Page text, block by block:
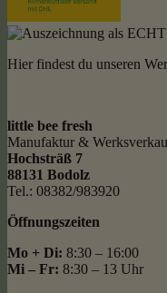
Hier findest du unseren
little bee fresh
Manufaktur &
Hochsträß 7
88131 Bodolz
Tel.: 08382/983920
Öffnungszeiten
Mo + Di: 8:30 – 16:00
Mi – Fr: 8:30 – 13 Uhr